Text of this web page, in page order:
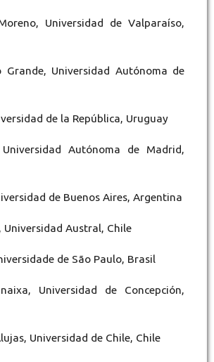
Universidad de Valparaíso,
Grande, Universidad Autónoma de
de la República, Uruguay
Universidad Autónoma de Madrid,
de Buenos Aires, Argentina
Universidad Austral, Chile
de São Paulo, Brasil
Universidad de Concepción,
Universidad de Chile, Chile